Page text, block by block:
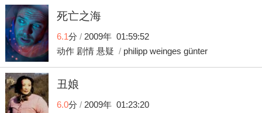
的头号嫌疑人，令他百口莫辩。
死亡之海
6.1分 /2009年 01:59:52
动作 剧情 悬疑 / philipp weinges günter
丑娘
6.0分 /2009年 01:23:20